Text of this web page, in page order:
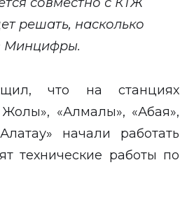
решать, насколько
Минцифры.
что на станциях
«Алмалы», «Абая»,
начали работать
технические работы по